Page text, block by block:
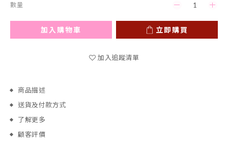
數量
加入購物車 立即購買
加入追蹤清單
商品描述
送貨及付款方式
了解更多
顧客評價